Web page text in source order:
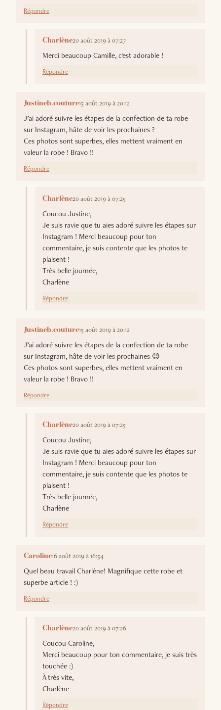
Répondre
Charlène20 août 2019 à 07:27
Merci beaucoup Camille, c'est adorable !
Répondre
Justineb.couture15 août 2019 à 20:12
J’ai adoré suivre les étapes de la confection de ta robe
sur Instagram, hâte de voir les prochaines ?
Ces photos sont superbes, elles mettent vraiment en
valeur la robe ! Bravo !!
Répondre
Charlène20 août 2019 à 07:25
Coucou Justine,
Je suis ravie que tu aies adoré suivre les étapes sur
Instagram ! Merci beaucoup pour ton
commentaire, je suis contente que les photos te
plaisent !
Très belle journée,
Charlène
Répondre
Justineb.couture15 août 2019 à 20:12
J’ai adoré suivre les étapes de la confection de ta robe
sur Instagram, hâte de voir les prochaines 😉
Ces photos sont superbes, elles mettent vraiment en
valeur la robe ! Bravo !!
Répondre
Charlène20 août 2019 à 07:25
Coucou Justine,
Je suis ravie que tu aies adoré suivre les étapes sur
Instagram ! Merci beaucoup pour ton
commentaire, je suis contente que les photos te
plaisent !
Très belle journée,
Charlène
Répondre
Caroline16 août 2019 à 16:54
Quel beau travail Charlène! Magnifique cette robe et
superbe article ! :)
Répondre
Charlène20 août 2019 à 07:26
Coucou Caroline,
Merci beaucoup pour ton commentaire, je suis très
touchée :)
À très vite,
Charlène
Répondre